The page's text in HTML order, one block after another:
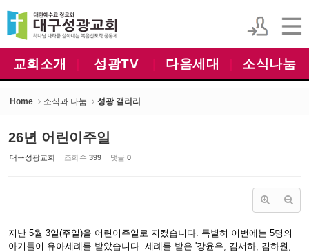
교회소개 성광TV 다음세대 소식나눔
Home 소식과 나눔 성광 갤러리
26년 어린이주일
대구성광교회 조회 수 399 댓글 0
지난 5월 3일(주일)을 어린이주일로 지켰습니다. 특별히 이번에는 5명의
아기들이 유아세례를 받았습니다. 세례를 받은 '강윤우, 김서하, 김하원,